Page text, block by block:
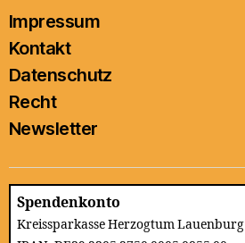
Impressum
Kontakt
Datenschutz
Recht
Newsletter
Spendenkonto
Kreissparkasse Herzogtum Lauenburg